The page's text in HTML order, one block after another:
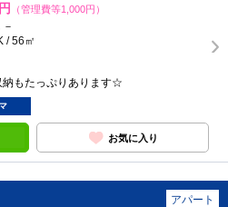
（管理費等1,000円）
/ 56㎡
納もたっぷりあります☆
お気に入り
アパート